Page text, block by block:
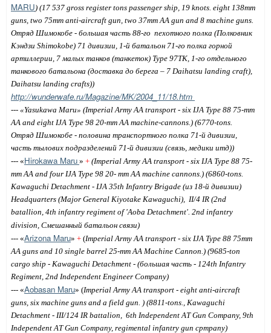
MARU) (17 537 gross register tons passenger ship , 19 knots. eight 138mm
guns, two 75mm anti-aircraft gun, two 37mm AA gun and 8 machine guns.
Отряд Шимокобе - большая часть 88-го пехотного полка (Полковник
Кэндзи Shimokobe) 71 дивизии, 1-й батальон 71-го полка горной
артиллерии, 7 малых танков (танкеток) Type 97TK, 1-го отдельного
танкового батальона (доставка до берега – 7 Daihatsu landing craft),
Daihatsu landing crafts))
http://wunderwafe.ru/Magazine/MK/2004_11/18.htm
--- «Yasukawa Maru» (Imperial Army AA transport - six IJA Type 88 75-mm
AA and eight IJA Type 98 20-mm AA machine-cannons.) (6770-tons.
Отряд Шимокобе - половина транспортного полка 71-й дивизии,
часть тылових подразделений 71-й дивизии (связь, медики итд))
--- «Hirokawa Maru » + (Imperial Army AA transport - six IJA Type 88 75-
mm AA and four IJA Type 98 20- mm AA machine cannons.) (6860-tons.
Kawaguchi Detachment - IJA 35th Infantry Brigade (из 18-й дивизии)
Headquarters (Major General Kiyotake Kawaguchi),
II/4 IR (2nd
batallion, 4th infantry regiment of 'Aoba Detachment'. 2nd infantry
division Смешанный батальон связи)
--- «Arizona Maru» + (Imperial Army AA transport - six IJA Type 88 75mm
AA guns and 10 single barrel 25-mm AA Machine Cannon. ) (9685-ton
cargo ship - Kawaguchi Detachment - (большая часть - 124th Infantry
Regiment, 2nd Independent Engineer Company)
--- «Aobasan Maru» (Imperial Army AA transport - eight anti-aircraft
guns, six machine guns and a field gun. ) (8811-tons., Kawaguchi
Detachment - III/124 IR battalion,
6th Independent AT Gun Company, 9th
Independent AT Gun Company, regimental infantry gun cpmpany)